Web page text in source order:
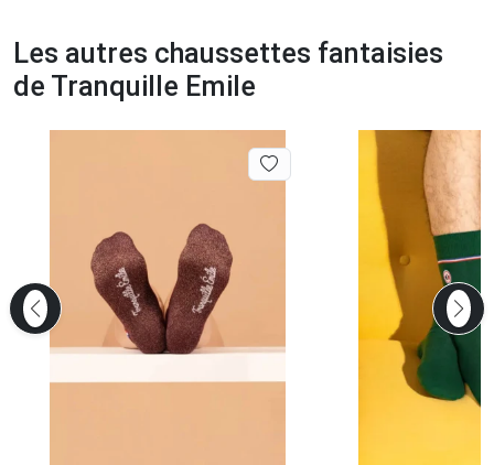
Les autres chaussettes fantaisies
de Tranquille Emile